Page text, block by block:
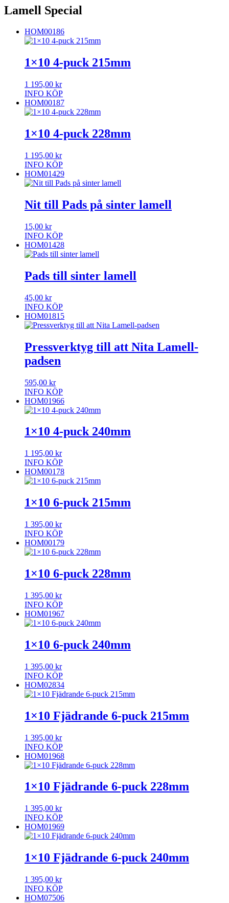
Lamell Special
HOM00186
1×10 4-puck 215mm
1 195,00 kr
INFO KÖP
HOM00187
1×10 4-puck 228mm
1 195,00 kr
INFO KÖP
HOM01429
Nit till Pads på sinter lamell
15,00 kr
INFO KÖP
HOM01428
Pads till sinter lamell
45,00 kr
INFO KÖP
HOM01815
Pressverktyg till att Nita Lamell-
padsen
595,00 kr
INFO KÖP
HOM01966
1×10 4-puck 240mm
1 195,00 kr
INFO KÖP
HOM00178
1×10 6-puck 215mm
1 395,00 kr
INFO KÖP
HOM00179
1×10 6-puck 228mm
1 395,00 kr
INFO KÖP
HOM01967
1×10 6-puck 240mm
1 395,00 kr
INFO KÖP
HOM02834
1×10 Fjädrande 6-puck 215mm
1 395,00 kr
INFO KÖP
HOM01968
1×10 Fjädrande 6-puck 228mm
1 395,00 kr
INFO KÖP
HOM01969
1×10 Fjädrande 6-puck 240mm
1 395,00 kr
INFO KÖP
HOM07506